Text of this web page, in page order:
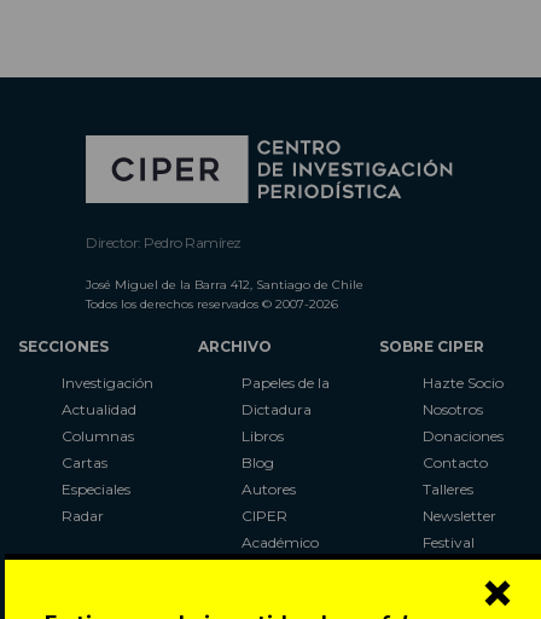
×
Director: Pedro Ramírez
José Miguel de la Barra 412, Santiago de Chile
Todos los derechos reservados © 2007-2026
SECCIONES
Investigación
Actualidad
Columnas
Cartas
Especiales
Radar
ARCHIVO
Papeles de la
Dictadura
Libros
Blog
Autores
CIPER
Académico
SOBRE CIPER
Hazte Socio
Nosotros
Donaciones
Contacto
Talleres
Newsletter
Festival